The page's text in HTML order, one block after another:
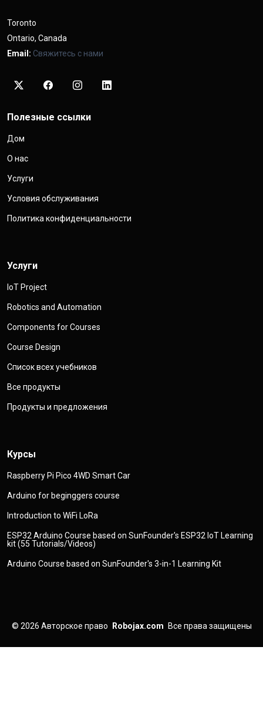
Toronto
Ontario, Canada
Email: Свяжитесь с нами
Полезные ссылки
Дом
О нас
Услуги
Условия обслуживания
Политика конфиденциальности
Услуги
IoT Project
Robotics and Automation
Components for Courses
Course Design
Список всех учебников
Все продукты
Продукты и предложения
Курсы
Raspberry Pi Pico 4WD Smart Car
Arduino for beginggers course
Introduction to WiFi LoRa
ESP32 Arduino Course based on SunFounder's ESP32 IoT Learning
kit (55 Tutorials/Videos)
Arduino Course based on SunFounder's 3-in-1 Learning Kit
© 2026 Авторское право Robojax.com Все права защищены